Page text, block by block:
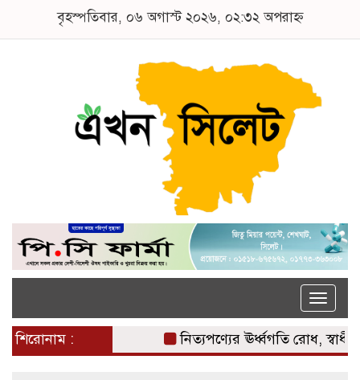
বৃহস্পতিবার, ০৬ অগাস্ট ২০২৬, ০২:৩২ অপরাহ্ন
Toggle
শিরোনাম : নিত্যপণ্যের ঊর্ধ্বগতি রোধ,